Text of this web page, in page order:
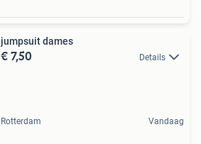
jumpsuit dames
€ 7,50 Details
Rotterdam Vandaag